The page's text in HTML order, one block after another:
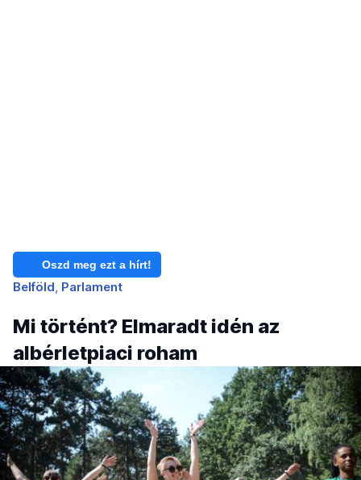
Oszd meg ezt a hírt!
Belföld Parlament
Mi történt? Elmaradt idén az
albérletpiaci roham